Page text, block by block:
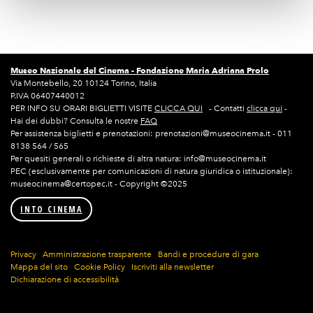
Museo Nazionale del Cinema - Fondazione Maria Adriana Prolo
Via Montebello, 20 10124 Torino, Italia
P.IVA 06407440012
PER INFO SU ORARI BIGLIETTI VISITE CLICCA QUI - Contatti clicca qui -
Hai dei dubbi? Consulta le nostre FAQ
Per assistenza biglietti e prenotazioni: prenotazioni@museocinema.it - 011
8138 564 / 565
Per quesiti generali o richieste di altra natura: info@museocinema.it
PEC (esclusivamente per comunicazioni di natura giuridica o istituzionale):
museocinema@certopec.it - Copyright ©2025
INTO CINEMA
Privacy Amministrazione trasparente
Bandi e procedure di gara
Mappa del sito
Cookie Policy
Iscriviti alla newsletter
Dichiarazione di accessibilità